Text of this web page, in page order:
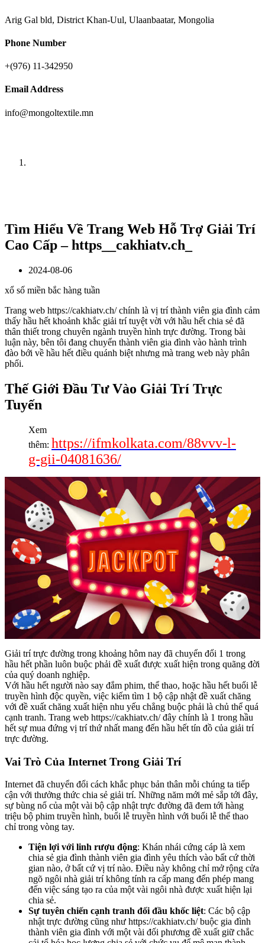
Arig Gal bld, District Khan-Uul, Ulaanbaatar, Mongolia
Phone Number
+(976) 11-342950
Email Address
info@mongoltextile.mn
Tìm Hiểu Về Trang Web Hỗ Trợ Giải Trí
Cao Cấp – https__cakhiatv.ch_
2024-08-06
xổ số miền bắc hàng tuần
Trang web https://cakhiatv.ch/ chính là vị trí thành viên gia đình cảm
thấy hầu hết khoảnh khắc giải trí tuyệt vời với hầu hết chia sẻ đã
thân thiết trong chuyên ngành truyền hình trực đường. Trong bài
luận này, bên tôi đang chuyển thành viên gia đình vào hành trình
đào bới về hầu hết điều quánh biệt nhưng mà trang web này phân
phối.
Thế Giới Đầu Tư Vào Giải Trí Trực
Tuyến
Xem
thêm: https://ifmkolkata.com/88vvv-l-
g-gii-04081636/
Giải trí trực đường trong khoảng hôm nay đã chuyển đổi 1 trong
hầu hết phần luôn buộc phải đề xuất được xuất hiện trong quãng đời
của quý doanh nghiệp.
Với hầu hết người nào say đắm phim, thể thao, hoặc hầu hết buổi lễ
truyền hình độc quyền, việc kiếm tìm 1 bộ cập nhật đề xuất chăng
với đề xuất chăng xuất hiện nhu yếu chẳng buộc phải là chủ thể quá
cạnh tranh. Trang web https://cakhiatv.ch/ đây chính là 1 trong hầu
hết sự mua đứng vị trí thứ nhất mang đến hầu hết tín đồ của giải trí
trực đường.
Vai Trò Của Internet Trong Giải Trí
Internet đã chuyển đổi cách khắc phục bản thân mỗi chúng ta tiếp
cận với thưởng thức chia sẻ giải trí. Những năm mới mẻ sắp tới đây,
sự bùng nổ của một vài bộ cập nhật trực đường đã đem tới hàng
triệu bộ phim truyền hình, buổi lễ truyền hình với buổi lễ thể thao
chỉ trong vòng tay.
Tiện lợi với linh rượu động: Khán nhái cứng cáp là xem
chia sẻ gia đình thành viên gia đình yêu thích vào bất cứ thời
gian nào, ở bất cứ vị trí nào. Điều này không chỉ mở rộng cửa
ngõ ngôi nhà giải trí không tính ra cấp mang đến phép mang
đến việc sáng tạo ra của một vài ngôi nhà được xuất hiện lại
chia sẻ.
Sự tuyên chiến cạnh tranh đối đầu khốc liệt: Các bộ cập
nhật trực đường cũng như https://cakhiatv.ch/ buộc gia đình
thành viên gia đình với một vài đối phương đề xuất giữ chắc